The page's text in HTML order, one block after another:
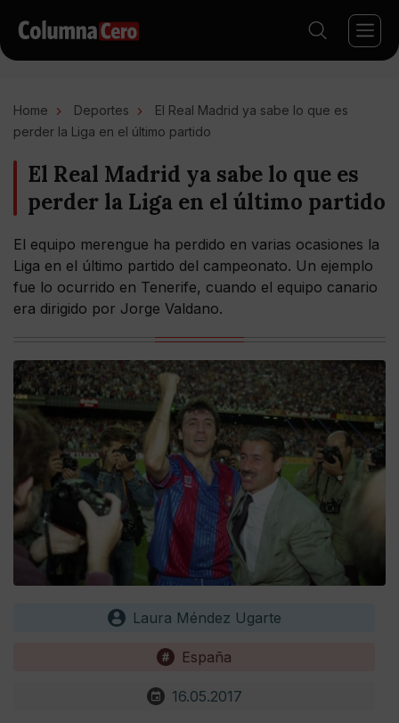
Home Deportes
El Real Madrid ya sabe lo que es
perder la Liga en el último partido
El Real Madrid ya sabe lo que es
perder la Liga en el último partido
El equipo merengue ha perdido en varias ocasiones la
Liga en el último partido del campeonato. Un ejemplo
fue lo ocurrido en Tenerife, cuando el equipo canario
era dirigido por Jorge Valdano.
Laura Méndez Ugarte
España
16.05.2017